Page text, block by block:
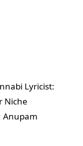
Lyricist:
Niche
Anupam